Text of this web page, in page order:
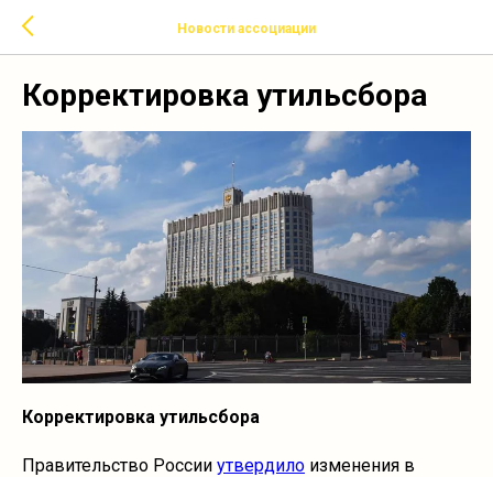
Новости ассоциации
Корректировка утильсбора
Корректировка утильсбора
Правительство России утвердило изменения в